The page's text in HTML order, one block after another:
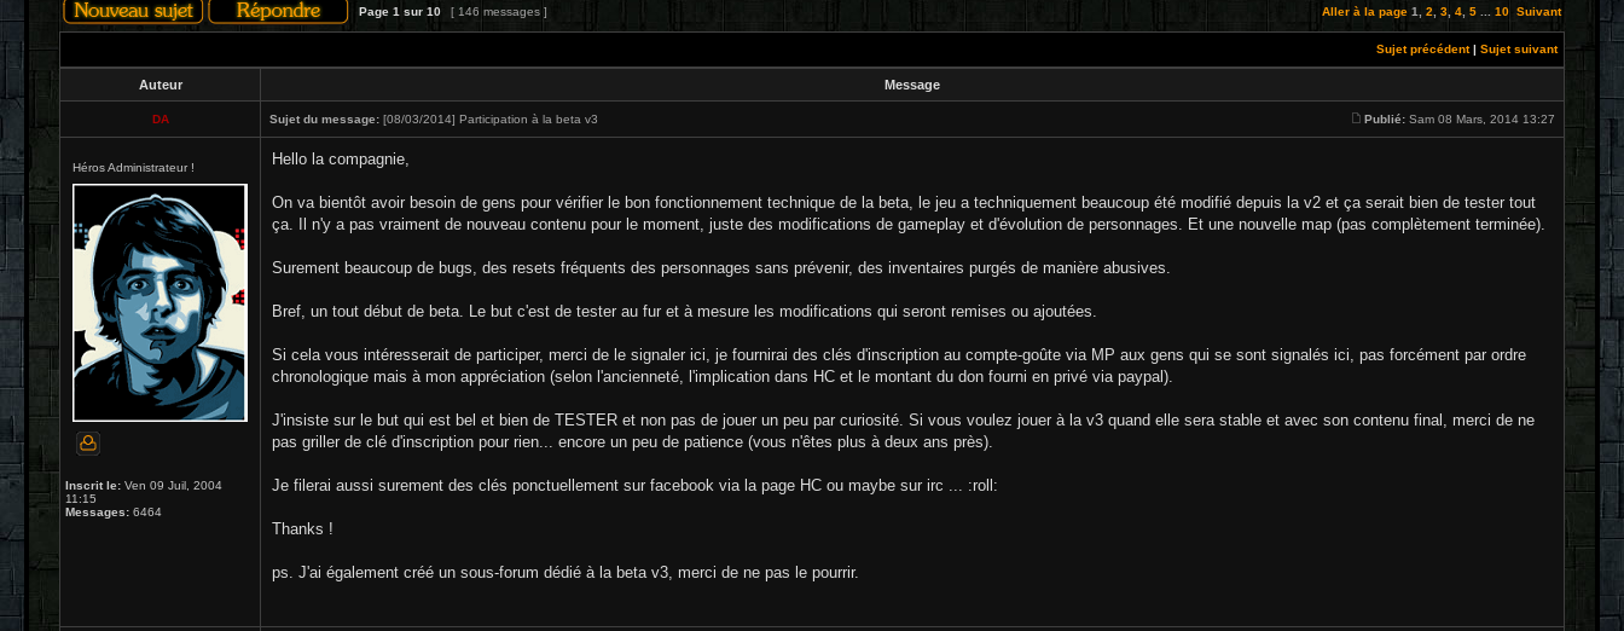
Page 1 sur 10 [ 146 messages ] Aller à la page 1 2 3 4 5 10 Suivant
Sujet précédent| Sujet suivant
Auteur Message
DA Sujet du message: [08/03/2014] Participation à la beta v3 Publié: Sam 08 Mars, 2014 13:27
Héros Administrateur !
Inscrit le: Ven 09 Juil, 2004
11:15
Messages: 6464
Hello la compagnie,
On va bientôt avoir besoin de gens pour vérifier le bon fonctionnement technique de la beta, le jeu a techniquement beaucoup été modifié depuis la v2 et ça serait bien de tester tout
ça. Il n'y a pas vraiment de nouveau contenu pour le moment, juste des modifications de gameplay et d'évolution de personnages. Et une nouvelle map (pas complètement terminée).
Surement beaucoup de bugs, des resets fréquents des personnages sans prévenir, des inventaires purgés de manière abusives.
Bref, un tout début de beta. Le but c'est de tester au fur et à mesure les modifications qui seront remises ou ajoutées.
Si cela vous intéresserait de participer, merci de le signaler ici, je fournirai des clés d'inscription au compte-goûte via MP aux gens qui se sont signalés ici, pas forcément par ordre
chronologique mais à mon appréciation (selon l'ancienneté, l'implication dans HC et le montant du don fourni en privé via paypal).
J'insiste sur le but qui est bel et bien de TESTER et non pas de jouer un peu par curiosité. Si vous voulez jouer à la v3 quand elle sera stable et avec son contenu final, merci de ne
pas griller de clé d'inscription pour rien... encore un peu de patience (vous n'êtes plus à deux ans près).
Je filerai aussi surement des clés ponctuellement sur facebook via la page HC ou maybe sur irc ... :roll:
Thanks !
ps. J'ai également créé un sous-forum dédié à la beta v3, merci de ne pas le pourrir.